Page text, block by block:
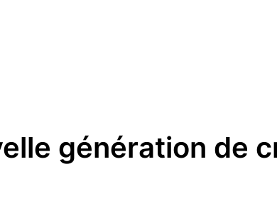
génération de